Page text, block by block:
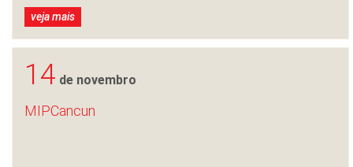
veja mais
14 de novembro
MIPCancun